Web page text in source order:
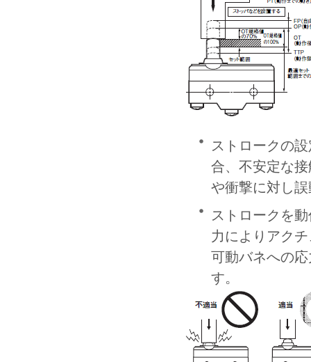
ストロークの
合、不安定な
や衝撃に対し
ストロークを
力によりアク
可動バネへの
す。